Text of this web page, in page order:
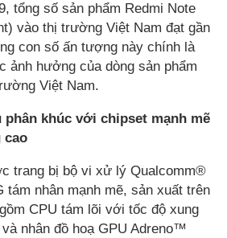
tổng số sản phẩm Redmi Note
vào thị trường Việt Nam đạt gần
con số ấn tượng này chính là
ảnh hưởng của dòng sản phẩm
Việt Nam.
phân khúc với chipset mạnh mẽ
cao
trang bị bộ vi xử lý Qualcomm®
tám nhân mạnh mẽ, sản xuất trên
CPU tám lõi với tốc độ xung
nhân đồ hoạ GPU Adreno™